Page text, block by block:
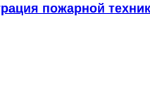
пожарной